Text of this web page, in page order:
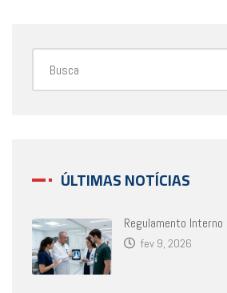
ÚLTIMAS NOTÍCIAS
Regulamento Interno
fev 9, 2026